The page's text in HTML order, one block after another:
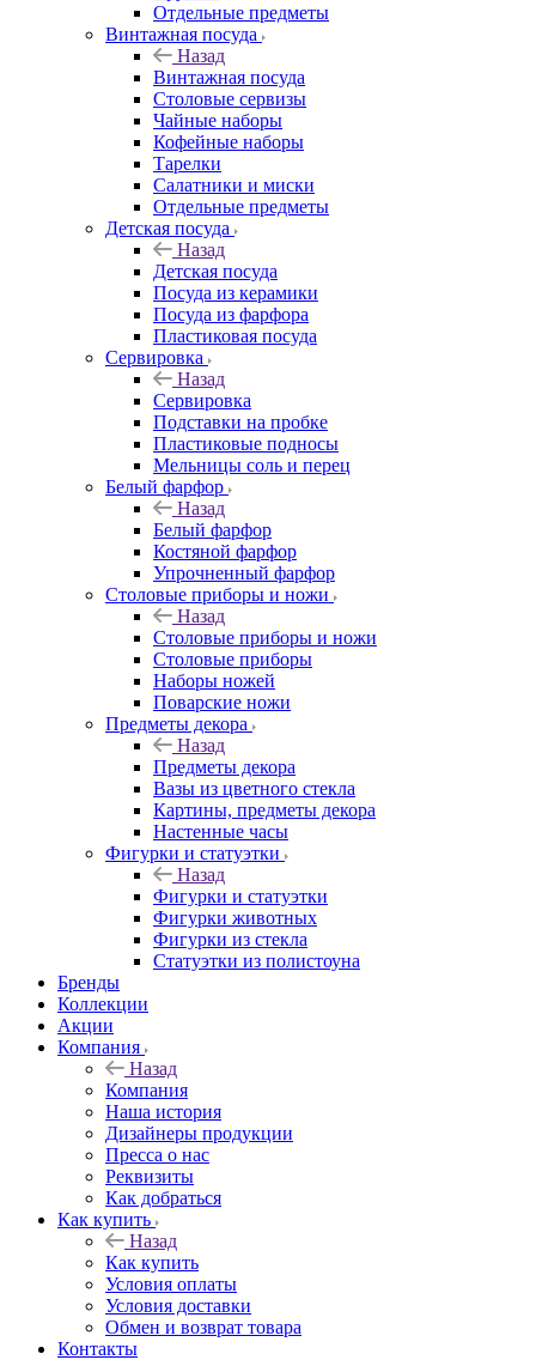
Отдельные предметы
Винтажная посуда
Назад
Винтажная посуда
Столовые сервизы
Чайные наборы
Кофейные наборы
Тарелки
Салатники и миски
Отдельные предметы
Детская посуда
Назад
Детская посуда
Посуда из керамики
Посуда из фарфора
Пластиковая посуда
Сервировка
Назад
Сервировка
Подставки на пробке
Пластиковые подносы
Мельницы соль и перец
Белый фарфор
Назад
Белый фарфор
Костяной фарфор
Упрочненный фарфор
Столовые приборы и ножи
Назад
Столовые приборы и ножи
Столовые приборы
Наборы ножей
Поварские ножи
Предметы декора
Назад
Предметы декора
Вазы из цветного стекла
Картины, предметы декора
Настенные часы
Фигурки и статуэтки
Назад
Фигурки и статуэтки
Фигурки животных
Фигурки из стекла
Статуэтки из полистоуна
Бренды
Коллекции
Акции
Компания
Назад
Компания
Наша история
Дизайнеры продукции
Пресса о нас
Реквизиты
Как добраться
Как купить
Назад
Как купить
Условия оплаты
Условия доставки
Обмен и возврат товара
Контакты